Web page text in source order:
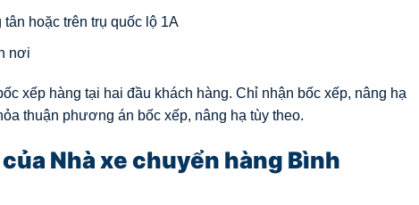
hoặc trên trụ quốc lộ 1A
nơi
xếp hàng tại hai đầu khách hàng. Chỉ nhận bốc xếp, nâng hạ
thuận phương án bốc xếp, nâng hạ tùy theo.
Nhà xe chuyển hàng Bình